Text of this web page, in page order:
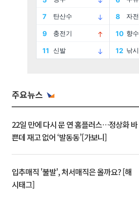
주요뉴스
22일 만에 다시 문 연 홈플러스…정상화 바
쁜데 재고 없어 ‘발동동’[가보니]
입추매직 '불발', 처서매직은 올까요? [해
시태그]